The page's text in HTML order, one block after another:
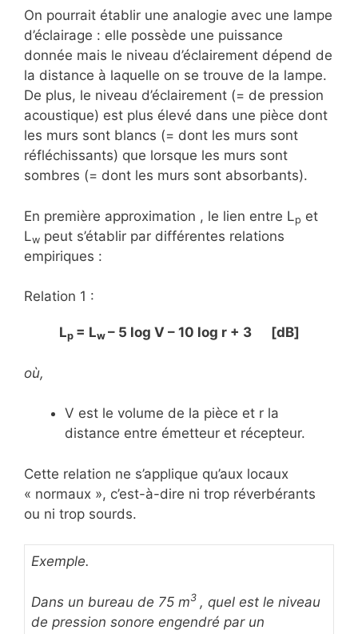
On pourrait établir une analogie avec une lampe
d’éclairage : elle possède une puissance
donnée mais le niveau d’éclairement dépend de
la distance à laquelle on se trouve de la lampe.
De plus, le niveau d’éclairement (= de pression
acoustique) est plus élevé dans une pièce dont
les murs sont blancs (= dont les murs sont
réfléchissants) que lorsque les murs sont
sombres (= dont les murs sont absorbants).
En première approximation , le lien entre Lp et
Lw peut s’établir par différentes relations
empiriques :
Relation 1 :
Lp = Lw – 5 log V – 10 log r + 3 [dB]
où,
V est le volume de la pièce et r la
distance entre émetteur et récepteur.
Cette relation ne s’applique qu’aux locaux
« normaux », c’est-à-dire ni trop réverbérants
ou ni trop sourds.
Exemple.
Dans un bureau de 75 m3 , quel est le niveau
de pression sonore engendré par un